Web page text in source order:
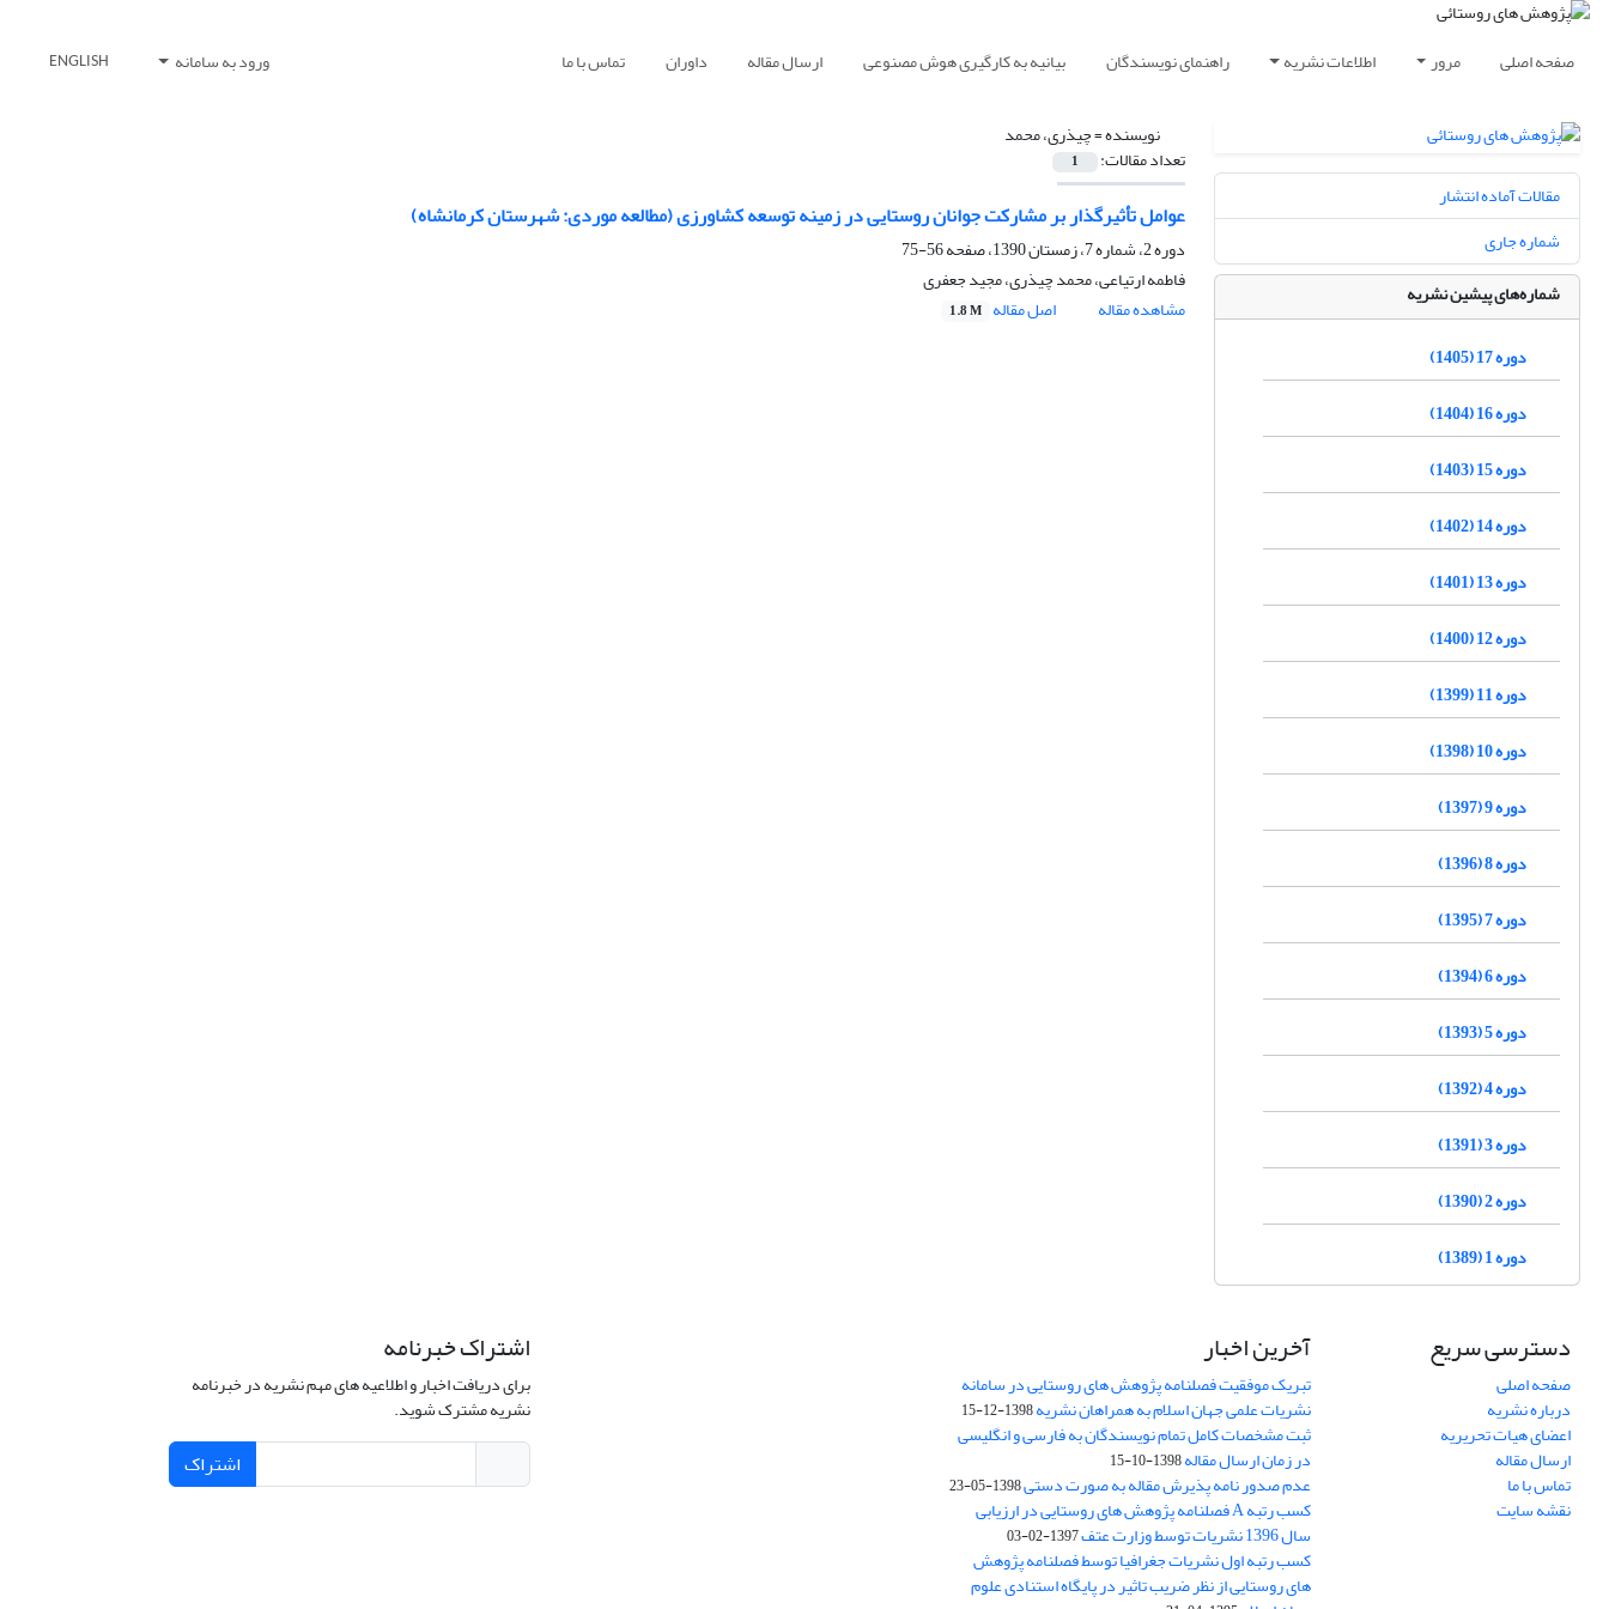
صفحه اصلی مرور اطلاعات نشریه راهنمای نویسندگان بیانیه به کارگیری هوش مصنوعی ارسال مقاله داوران تماس با ما ورود به سامانه ENGLISH
نویسنده =چیذری، محمد
تعداد مقالات: 1
عوامل تأثیرگذار بر مشارکت جوانان روستایی در زمینه توسعه کشاورزی (مطالعه موردی: شهرستان کرمانشاه)
دوره 2، شماره 7، زمستان 1390، صفحه
56-75
فاطمه ارتیاعی، محمد چیذری، مجید جعفری
مشاهده مقاله
اصل مقاله 1.8 M
مقالات آماده انتشار
شماره جاری
شماره‌های پیشین نشریه
دوره 17 (1405)
دوره 16 (1404)
دوره 15 (1403)
دوره 14 (1402)
دوره 13 (1401)
دوره 12 (1400)
دوره 11 (1399)
دوره 10 (1398)
دوره 9 (1397)
دوره 8 (1396)
دوره 7 (1395)
دوره 6 (1394)
دوره 5 (1393)
دوره 4 (1392)
دوره 3 (1391)
دوره 2 (1390)
دوره 1 (1389)
دسترسی سریع
صفحه اصلی
درباره نشریه
اعضای هیات تحریریه
ارسال مقاله
تماس با ما
نقشه سایت
آخرین اخبار
تبریک موفقیت فصلنامه پژوهش های روستایی در سامانه
نشریات علمی جهان اسلام به همراهان نشریه1398-12-15
ثبت مشخصات کامل تمام نویسندگان به فارسی و انگلیسی
در زمان ارسال مقاله1398-10-15
عدم صدور نامه پذیرش مقاله به صورت دستی1398-05-23
کسب رتبه A فصلنامه پژوهش های روستایی در ارزیابی
سال 1396 نشریات توسط وزارت عتف 1397-02-03
کسب رتبه اول نشریات جغرافیا توسط فصلنامه پژوهش
های روستایی از نظر ضریب تاثیر در پایگاه استنادی علوم
اشتراک خبرنامه
برای دریافت اخبار و اطلاعیه های مهم نشریه در خبرنامه
نشریه مشترک شوید.
اشتراک